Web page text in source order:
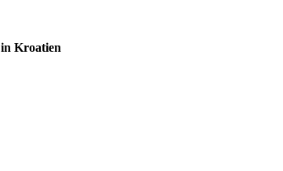
Kroatien